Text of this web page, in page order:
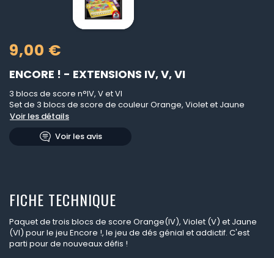
9,00 €
ENCORE ! - EXTENSIONS IV, V, VI
3 blocs de score n°IV, V et VI
Set de 3 blocs de score de couleur Orange, Violet et Jaune
Voir les détails
Voir les avis
FICHE TECHNIQUE
Paquet de trois blocs de score Orange(IV), Violet (V) et Jaune
(VI) pour le jeu Encore !, le jeu de dés génial et addictif. C'est
parti pour de nouveaux défis !